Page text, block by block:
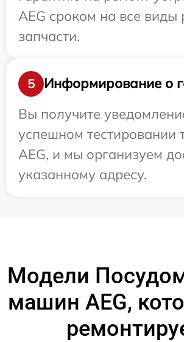
AEG сроком на все виды
запчасти.
5
Информирование о
Вы получите
успешном тестировании
AEG, и мы организуем
указанному адресу.
Модели
машин AEG,